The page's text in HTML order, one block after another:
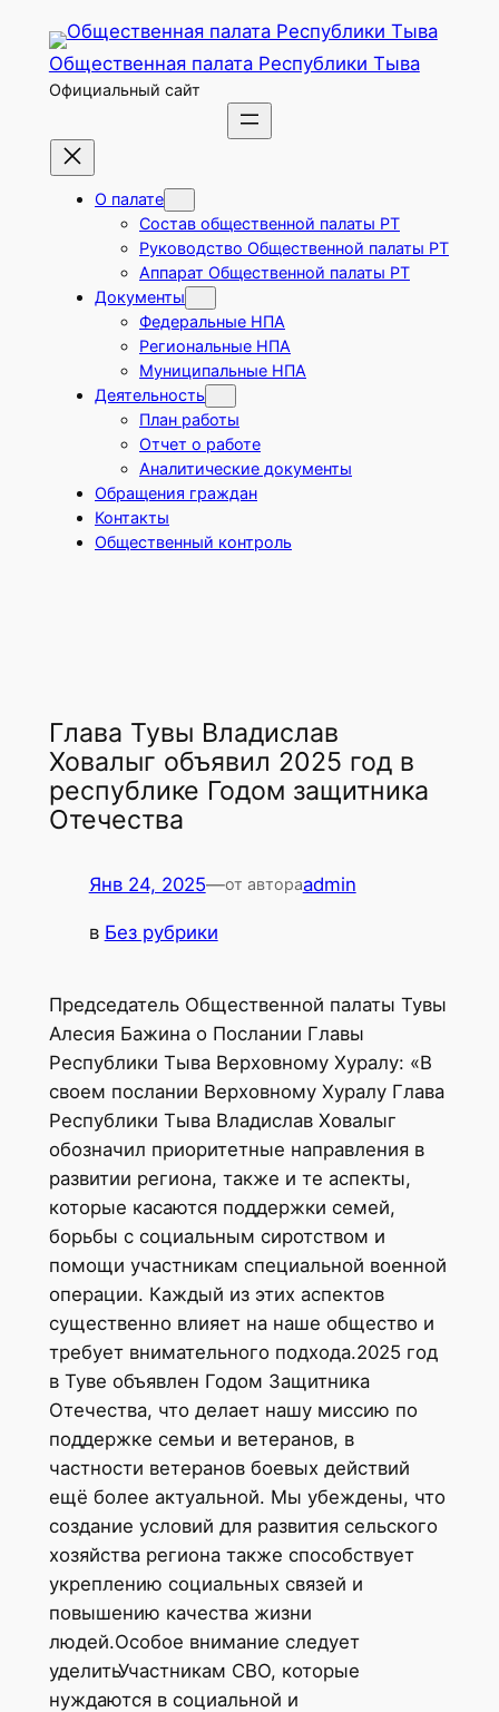
Перейти
содержимому
Общественная палата Республики Тыва
Официальный сайт
О палате
Состав общественной палаты РТ
Руководство Общественной палаты РТ
Аппарат Общественной палаты РТ
Документы
Федеральные НПА
Региональные НПА
Муниципальные НПА
Деятельность
План работы
Отчет о работе
Аналитические документы
Обращения граждан
Контакты
Общественный контроль
Глава Тувы Владислав
Ховалыг объявил 2025 год в
республике Годом защитника
Отечества
Янв 24, 2025—от автораadmin
в Без рубрики
Председатель Общественной палаты Тувы
Алесия Бажина о Послании Главы
Республики Тыва Верховному Хуралу: «В
своем послании Верховному Хуралу Глава
Республики Тыва Владислав Ховалыг
обозначил приоритетные направления в
развитии региона, также и те аспекты,
которые касаются поддержки семей,
борьбы с социальным сиротством и
помощи участникам специальной военной
операции. Каждый из этих аспектов
существенно влияет на наше общество и
требует внимательного подхода.2025 год
в Туве объявлен Годом Защитника
Отечества, что делает нашу миссию по
поддержке семьи и ветеранов, в
частности ветеранов боевых действий
ещё более актуальной. Мы убеждены, что
создание условий для развития сельского
хозяйства региона также способствует
укреплению социальных связей и
повышению качества жизни
людей.Особое внимание следует
уделитьУчастникам СВО, которые
нуждаются в социальной и